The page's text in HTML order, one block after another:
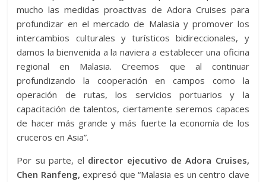
mucho las medidas proactivas de Adora Cruises para
profundizar en el mercado de Malasia y promover los
intercambios culturales y turísticos bidireccionales, y
damos la bienvenida a la naviera a establecer una oficina
regional en Malasia. Creemos que al continuar
profundizando la cooperación en campos como la
operación de rutas, los servicios portuarios y la
capacitación de talentos, ciertamente seremos capaces
de hacer más grande y más fuerte la economía de los
cruceros en Asia”.
Por su parte, el director ejecutivo de Adora Cruises,
Chen Ranfeng, expresó que “Malasia es un centro clave